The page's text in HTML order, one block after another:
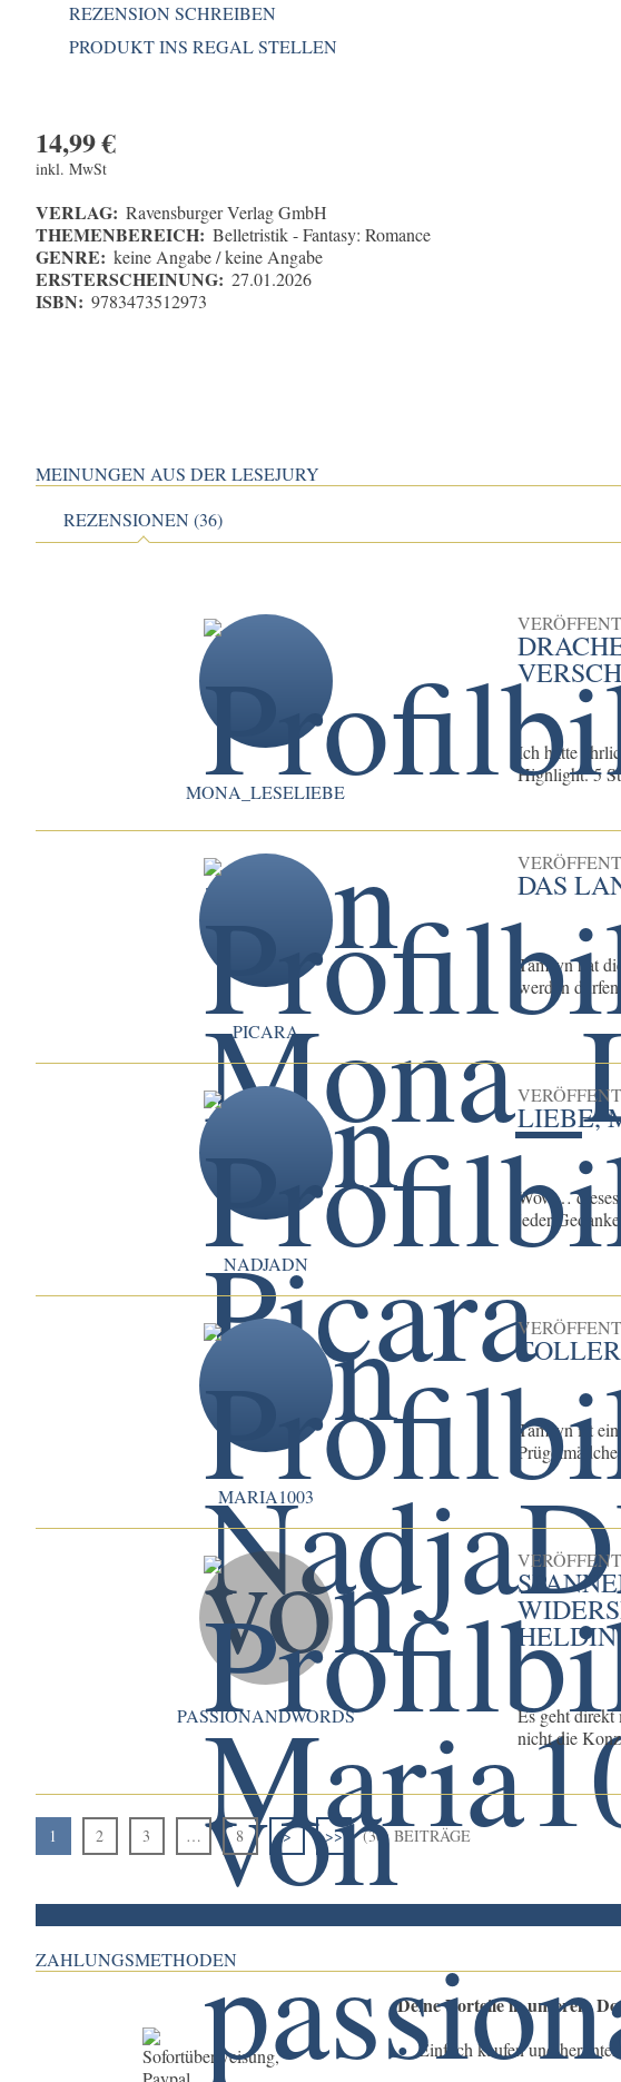
REZENSION SCHREIBEN
PRODUKT INS REGAL STELLEN
14,99€
inkl. MwSt
VERLAG: Ravensburger Verlag GmbH
THEMENBEREICH: Belletristik - Fantasy: Romance
GENRE: keine Angabe / keine Angabe
ERSTERSCHEINUNG: 27.01.2026
ISBN: 9783473512973
MEINUNGEN AUS DER LESEJURY
REZENSIONEN (36)
MONA_LESELIEBE
Ich hätte
Highlight. 5
PICARA
DAS
Tamsyn hat
werden
NADJADN
LIEBE,
Wow… dieses
jeder
MARIA1003
Tamsyn ist
PASSIONANDWORDS
Es geht direkt
nicht die
1 2 3 … 8 > >> (36) BEITRÄGE
ZAHLUNGSMETHODEN
Deine Vorteile in unserem
Einfach kaufen und